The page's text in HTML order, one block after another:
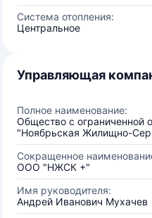
Система отопления:
Центральное
Управляющая
Полное наименование:
Общество с ограниченной
"Ноябрьская Жилищно-
Сокращенное
ООО "НЖСК +"
Имя руководителя:
Андрей Иванович Мухачев